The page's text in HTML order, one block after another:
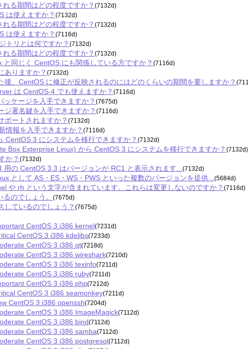
る期間はどの程度ですか？(7132d)
は使えますか？(7132d)
る期間はどの程度ですか？(7132d)
は使えますか？(7116d)
トリとは何ですか？(7132d)
る期間はどの程度ですか？(7132d)
同じく CentOS にも関係している方ですか？(7116d)
ありますか？(7132d)
、CentOS に修正が反映されるのにはどのくらいの期間を要しますか？
は CentOS-4 でも使えますか？(7116d)
ッケージを入手できますか？(7675d)
ジ署名鍵を入手できますか？(7116d)
ポートされますか？(7132d)
情報を入手できますか？(7116d)
CentOS 3 にシステムを移行できますか？(7132d)
Box Exterprise Linux) から CentOS 3 にシステムを移行できますか？(7132d)
か？(7132d)
の CentOS 3.3 はバージョンが RC1 と表示されます...(7132d)
として AS・ES・WS・PWS といった複数のバージョンを提供...(5684d)
や rh という文字が含まれています。これらは変更しないのですか？(7116d)
るのでしょう。(7675d)
しているのでしょう？(7675d)
CentOS 3 i386 kernel(7231d)
CentOS 3 i386 kdelibs(7233d)
CentOS 3 i386 qt(7218d)
CentOS 3 i386 wireshark(7210d)
CentOS 3 i386 texinfo(7211d)
CentOS 3 i386 ruby(7211d)
CentOS 3 i386 php(7212d)
CentOS 3 i386 seamonkey(7211d)
CentOS 3 i386 openssh(7204d)
CentOS 3 i386 ImageMagick(7112d)
CentOS 3 i386 bind(7112d)
CentOS 3 i386 samba(7112d)
CentOS 3 i386 postgresql(7112d)